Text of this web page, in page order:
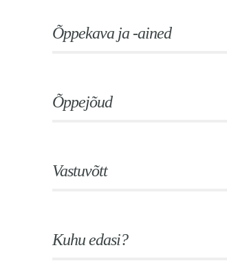
Õppekava ja -ained
Õppejõud
Vastuvõtt
Kuhu edasi?